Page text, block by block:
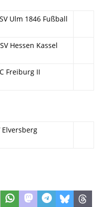
Ulm 1846 Fußball
Hessen Kassel
Freiburg II
Elversberg